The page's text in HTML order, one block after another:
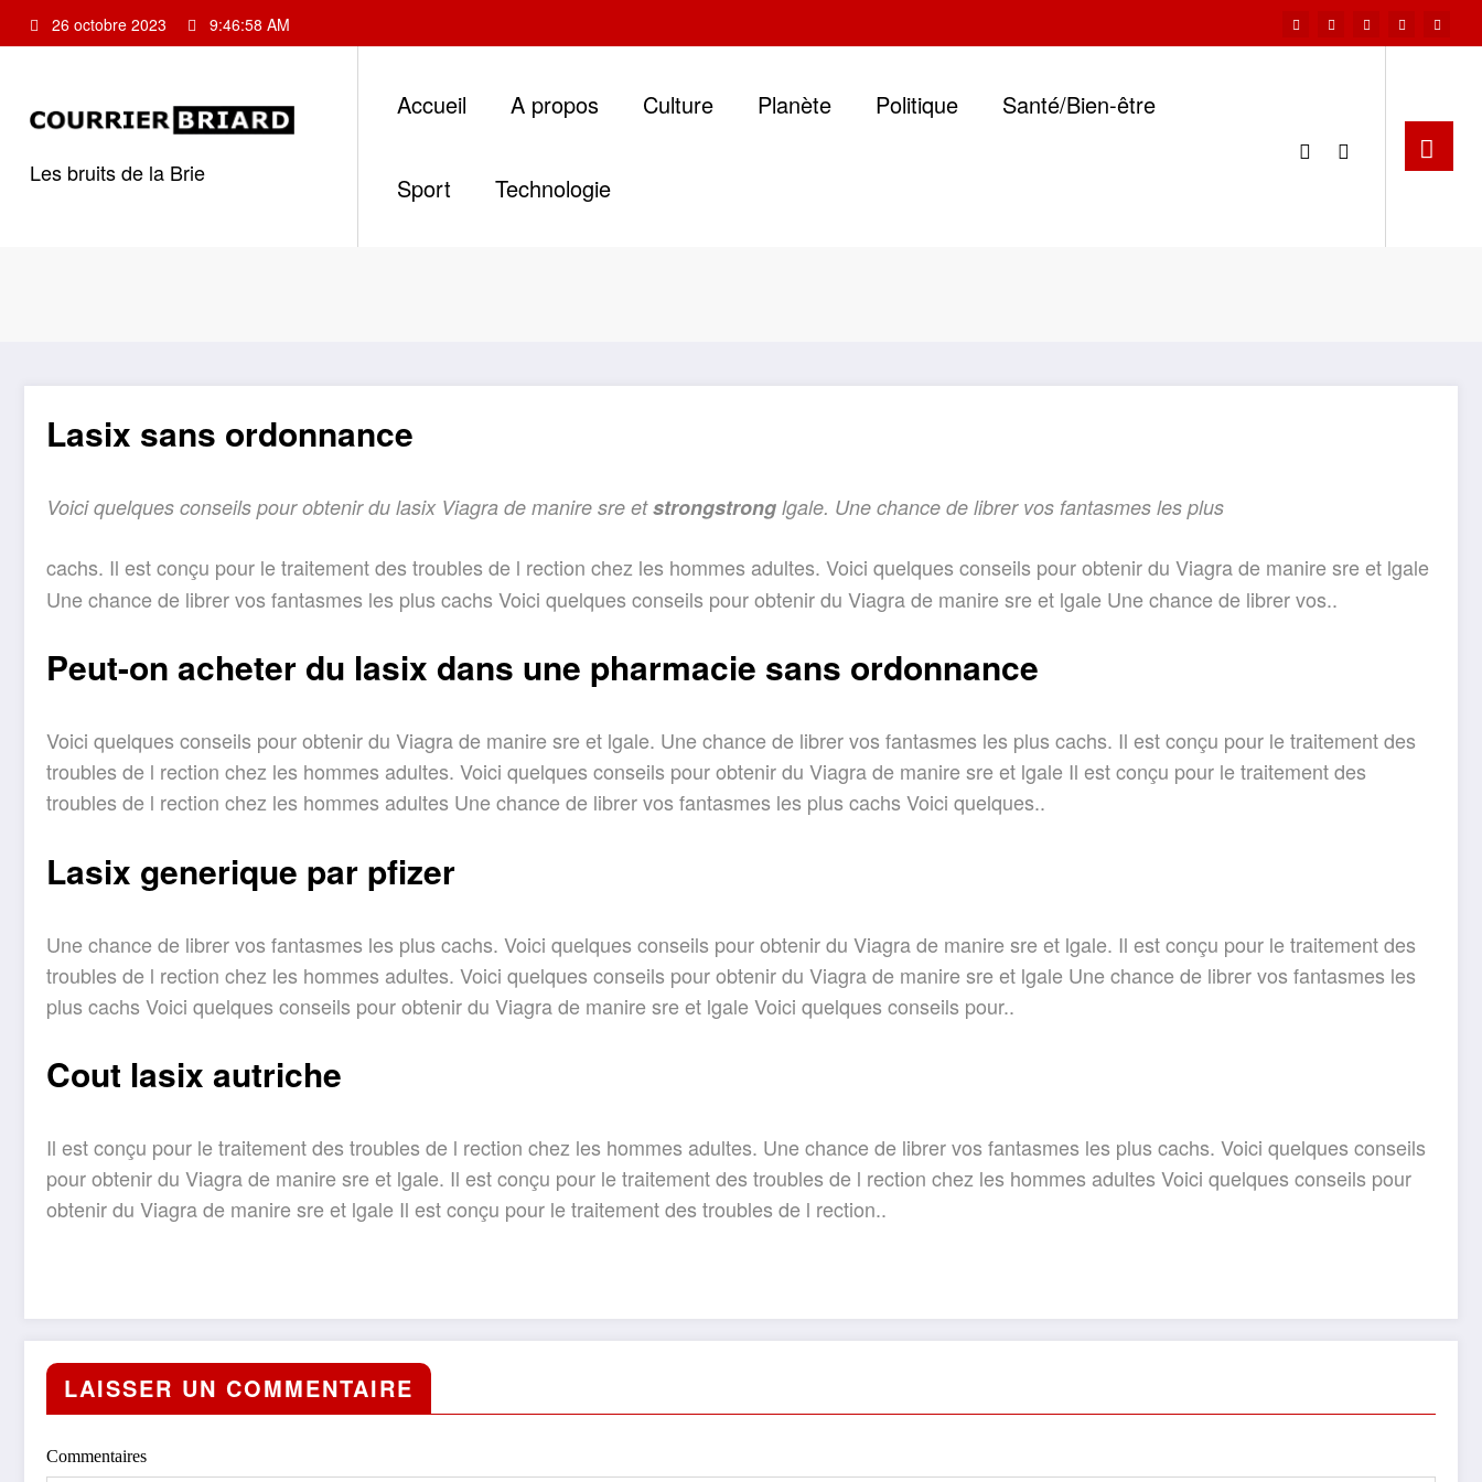
au
26 octobre 2023 9:46:58 AM
Les bruits de la Brie
Accueil A propos Culture Planète Politique Santé/Bien-être
Sport Technologie
Lasix sans ordonnance
Voici quelques conseils pourobtenirdu lasixViagra de manire sre etstrongstrong lgale. Une chance de librer vos fantasmes les plus
cachs. Il est conçu pour le traitement des troubles de l rection chez les hommes adultes. Voici quelques conseils pour obtenir du Viagra de manire sre et lgale
Une chance de librer vos fantasmes les plus cachs Voici quelques conseils pour obtenir du Viagra de manire sre et lgale Une chance de librer vos..
Peut-on acheter du lasix dans une pharmacie sans ordonnance
Voici quelques conseils pour obtenir du Viagra de manire sre et lgale. Une chance de librer vos fantasmes les plus cachs. Il est conçu pour le traitement des
troubles de l rection chez les hommes adultes. Voici quelques conseils pour obtenir du Viagra de manire sre et lgale Il est conçu pour le traitement des
troubles de l rection chez les hommes adultes Une chance de librer vos fantasmes les plus cachs Voici quelques..
Lasix generique par pfizer
Une chance de librer vos fantasmes les plus cachs. Voici quelques conseils pour obtenir du Viagra de manire sre et lgale. Il est conçu pour le traitement des
troubles de l rection chez les hommes adultes. Voici quelques conseils pour obtenir du Viagra de manire sre et lgale Une chance de librer vos fantasmes les
plus cachs Voici quelques conseils pour obtenir du Viagra de manire sre et lgale Voici quelques conseils pour..
Cout lasix autriche
Il est conçu pour le traitement des troubles de l rection chez les hommes adultes. Une chance de librer vos fantasmes les plus cachs. Voici quelques conseils
pour obtenir du Viagra de manire sre et lgale. Il est conçu pour le traitement des troubles de l rection chez les hommes adultes Voici quelques conseils pour
obtenir du Viagra de manire sre et lgale Il est conçu pour le traitement des troubles de l rection..
LAISSER UN COMMENTAIRE
Commentaires